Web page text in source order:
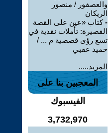
والعصفور / منصور
الريكان
-كتاب «عين على القصة
القصيرة: تأملات نقدية في
تسع رؤى قصصية م ... /
حميد عقبي
المزيد.....
المعجبين بنا على
الفيسبوك
3,732,970